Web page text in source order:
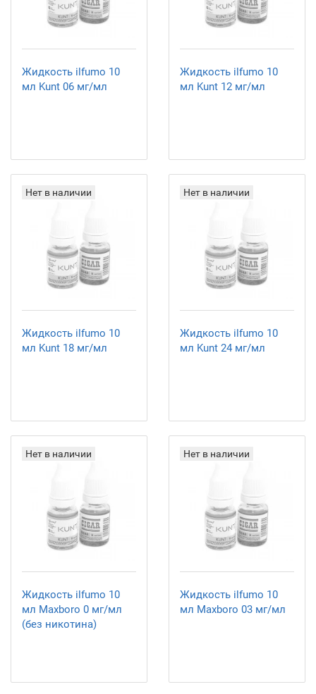
Жидкость ilfumo 10
мл Kunt 06 мг/мл
Жидкость ilfumo 10
мл Kunt 12 мг/мл
Нет в наличии
Жидкость ilfumo 10
мл Kunt 18 мг/мл
Нет в наличии
Жидкость ilfumo 10
мл Kunt 24 мг/мл
Нет в наличии
Жидкость ilfumo 10
мл Maxboro 0 мг/мл
(без никотина)
Нет в наличии
Жидкость ilfumo 10
мл Maxboro 03 мг/мл